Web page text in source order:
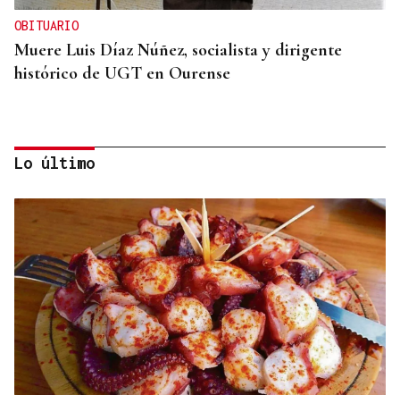
OBITUARIO
Muere Luis Díaz Núñez, socialista y dirigente
histórico de UGT en Ourense
CANEDO
Un herido en la colisión entre dos coches en la
entrada a las termas de Outariz
Lo último